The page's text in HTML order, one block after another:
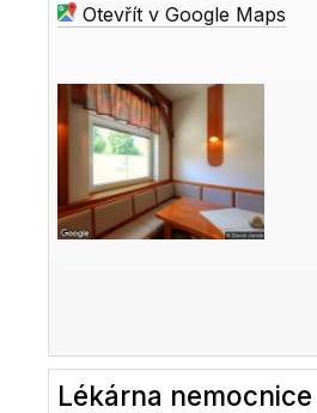
Otevřít v Google Maps
Lékárna nemocnice